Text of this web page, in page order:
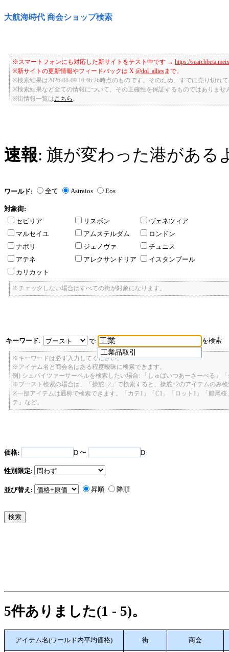
大航海時代 商会ショップ検索
※スマートフォンにも対応した新サイトをテスト中です → https://
※新サイトの更新情報やフィードバックは X @dol_alliesまで。
※検索結果は2026-08-09 10:46:26時点のものです。そのため、すでに売り切れ
※検索結果など全ての情報について、その正確性を保証するものではありませ
※街情報一覧は こちら
速報: 旗が変わった港がある
ワールド: 全て Astraios Eos
対象街:
セビリア
リスボン
ヴェネツィア
マルセイユ
アムステルダム
ロンドン
ナポリ
ジェノヴァ
チュニス
アテネ
アレクサンドリア
イスタンブール
カリカット
※チェックしない場合はすべての街が対象になります。
キーワード:
で
工業品取引
を検索
※キーワードは必ず入力してください。
※アイテム名と商会名はある程度曖昧に検索できます。
例) シュバイツァーサーベルを検索したい場合: 「しゅばいつあーさーべる」
※ブースト検索の場合は、「操舵+2」で検索すると、操舵+2のアイテムのみ
※一部アイテムは通称で検索できます。「カテ1」「C1」「ロット1」「船尾
テ」など。
価格: D 〜 D
性別限定:
並び替え: 昇順 降順
5件ありました(1 - 5)。
アイテム名(ワールド内平均価格) 街 商会